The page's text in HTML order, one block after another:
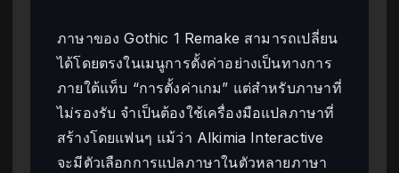
ภาษาของ Gothic 1 Remake สามารถเปลี่ยน
ได้โดยตรงในเมนูการตั้งค่าอย่างเป็นทางการ
ภายใต้แท็บ “การตั้งค่าเกม” แต่สำหรับภาษาที่
ไม่รองรับ จำเป็นต้องใช้เครื่องมือแปลภาษาที่
สร้างโดยแฟนๆ แม้ว่า Alkimia Interactive
จะมีตัวเลือกการแปลภาษาในตัวหลายภาษา